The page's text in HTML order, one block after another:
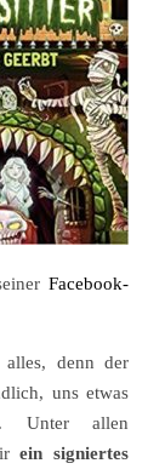
Facebook-
denn der
uns etwas
Unter allen
ein signiertes